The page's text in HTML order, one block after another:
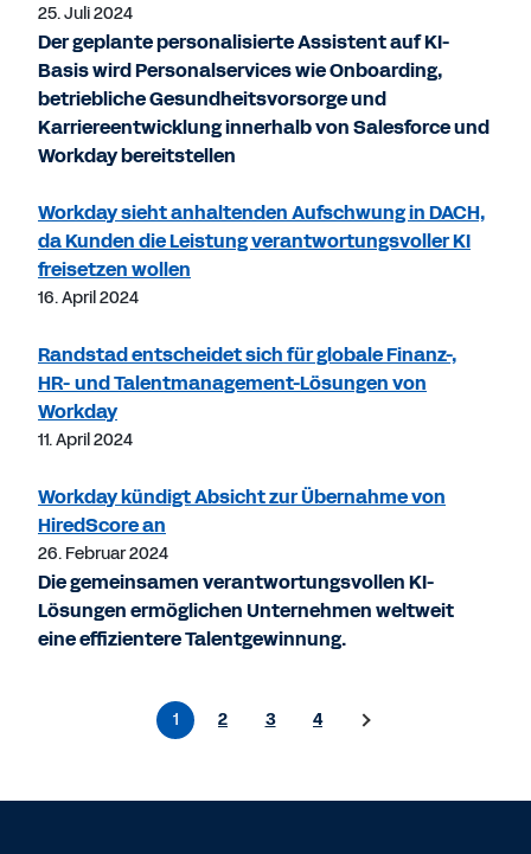
25. Juli 2024
Der geplante personalisierte Assistent auf KI-
Basis wird Personalservices wie Onboarding,
betriebliche Gesundheitsvorsorge und
Karriereentwicklung innerhalb von Salesforce und
Workday bereitstellen
Workday sieht anhaltenden Aufschwung in DACH,
da Kunden die Leistung verantwortungsvoller KI
freisetzen wollen
16. April 2024
Randstad entscheidet sich für globale Finanz-,
HR- und Talentmanagement-Lösungen von
Workday
11. April 2024
Workday kündigt Absicht zur Übernahme von
HiredScore an
26. Februar 2024
Die gemeinsamen verantwortungsvollen KI-
Lösungen ermöglichen Unternehmen weltweit
eine effizientere Talentgewinnung.
1 2 3 4